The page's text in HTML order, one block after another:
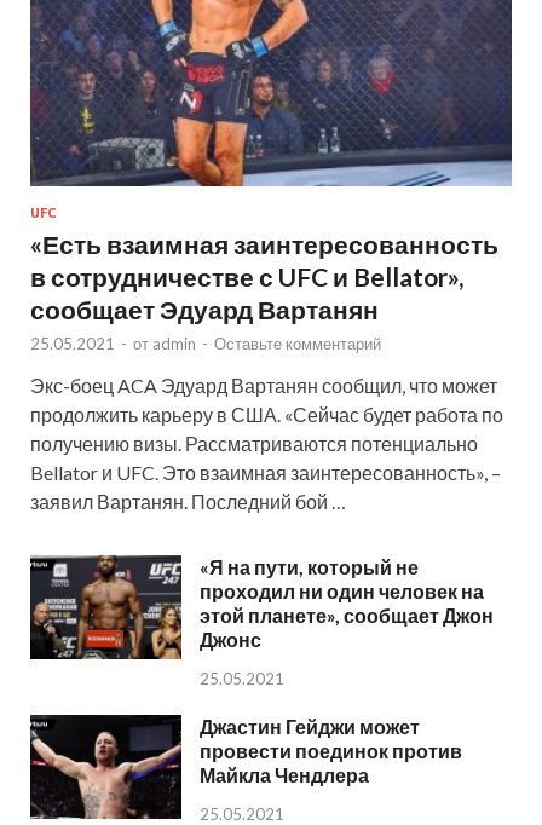
UFC
«Есть взаимная заинтересованность
в сотрудничестве с UFC и Bellator»,
сообщает Эдуард Вартанян
25.05.2021 - от admin - Оставьте комментарий
Экс-боец ACA Эдуард Вартанян сообщил, что может
продолжить карьеру в США. «Сейчас будет работа по
получению визы. Рассматриваются потенциально
Bellator и UFC. Это взаимная заинтересованность», –
заявил Вартанян. Последний бой …
«Я на пути, который не
проходил ни один человек на
этой планете», сообщает Джон
Джонс
25.05.2021
Джастин Гейджи может
провести поединок против
Майкла Чендлера
25.05.2021